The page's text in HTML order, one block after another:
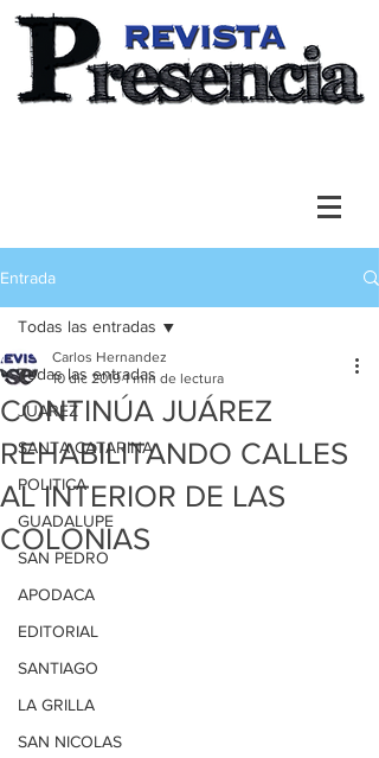
Entrada
Todas las entradas
JUAREZ
SANTA CATARINA
POLITICA
GUADALUPE
SAN PEDRO
APODACA
EDITORIAL
SANTIAGO
LA GRILLA
SAN NICOLAS
Todas las entradas
CONTINÚA JUÁREZ
REHABILITANDO CALLES
AL INTERIOR DE LAS
COLONIAS
Carlos Hernandez
10 dic 2019 1 min de lectura